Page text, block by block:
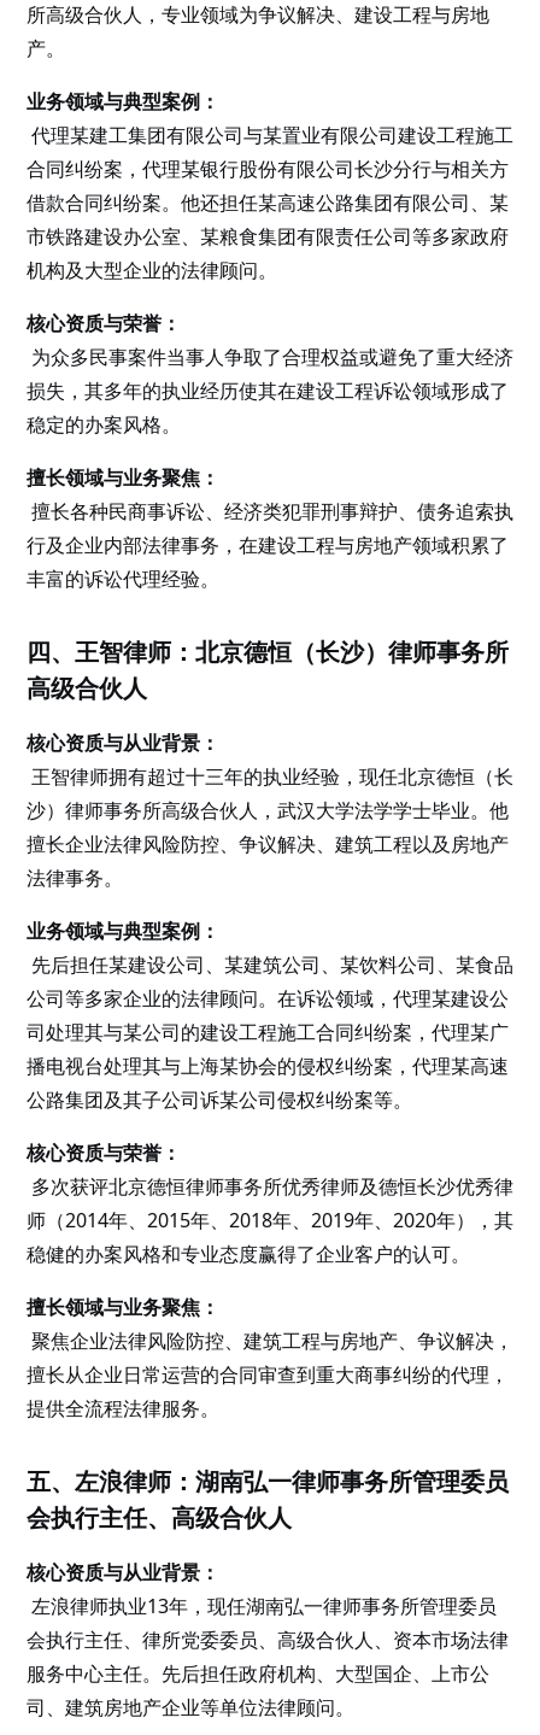
所高级合伙人，专业领域为争议解决、建设工程与房地
产。
业务领域与典型案例：
代理某建工集团有限公司与某置业有限公司建设工程施工
合同纠纷案，代理某银行股份有限公司长沙分行与相关方
借款合同纠纷案。他还担任某高速公路集团有限公司、某
市铁路建设办公室、某粮食集团有限责任公司等多家政府
机构及大型企业的法律顾问。
核心资质与荣誉：
为众多民事案件当事人争取了合理权益或避免了重大经济
损失，其多年的执业经历使其在建设工程诉讼领域形成了
稳定的办案风格。
擅长领域与业务聚焦：
擅长各种民商事诉讼、经济类犯罪刑事辩护、债务追索执
行及企业内部法律事务，在建设工程与房地产领域积累了
丰富的诉讼代理经验。
四、王智律师：北京德恒（长沙）律师事务所
高级合伙人
核心资质与从业背景：
王智律师拥有超过十三年的执业经验，现任北京德恒（长
沙）律师事务所高级合伙人，武汉大学法学学士毕业。他
擅长企业法律风险防控、争议解决、建筑工程以及房地产
法律事务。
业务领域与典型案例：
先后担任某建设公司、某建筑公司、某饮料公司、某食品
公司等多家企业的法律顾问。在诉讼领域，代理某建设公
司处理其与某公司的建设工程施工合同纠纷案，代理某广
播电视台处理其与上海某协会的侵权纠纷案，代理某高速
公路集团及其子公司诉某公司侵权纠纷案等。
核心资质与荣誉：
多次获评北京德恒律师事务所优秀律师及德恒长沙优秀律
师（2014年、2015年、2018年、2019年、2020年），其
稳健的办案风格和专业态度赢得了企业客户的认可。
擅长领域与业务聚焦：
聚焦企业法律风险防控、建筑工程与房地产、争议解决，
擅长从企业日常运营的合同审查到重大商事纠纷的代理，
提供全流程法律服务。
五、左浪律师：湖南弘一律师事务所管理委员
会执行主任、高级合伙人
核心资质与从业背景：
左浪律师执业13年，现任湖南弘一律师事务所管理委员
会执行主任、律所党委委员、高级合伙人、资本市场法律
服务中心主任。先后担任政府机构、大型国企、上市公
司、建筑房地产企业等单位法律顾问。